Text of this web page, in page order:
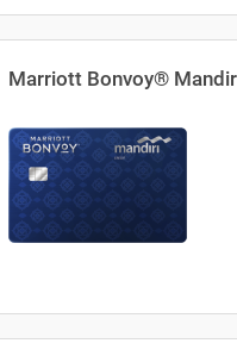
Marriott Bonvoy®